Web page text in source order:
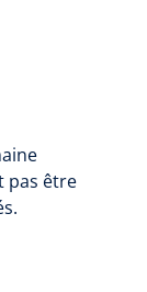
pas être